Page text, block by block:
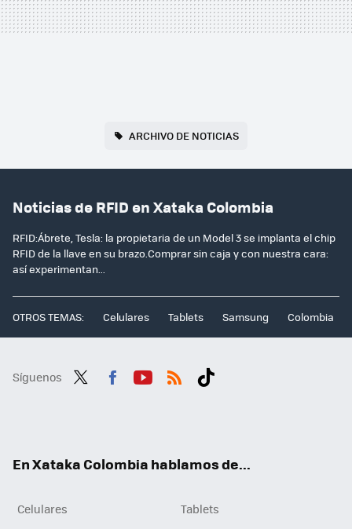
ARCHIVO DE NOTICIAS
Noticias de RFID en Xataka Colombia
RFID:Ábrete, Tesla: la propietaria de un Model 3 se implanta el chip
RFID de la llave en su brazo.Comprar sin caja y con nuestra cara:
así experimentan...
OTROS TEMAS: Celulares Tablets Samsung Colombia
Síguenos
En Xataka Colombia hablamos de...
Celulares
Tablets